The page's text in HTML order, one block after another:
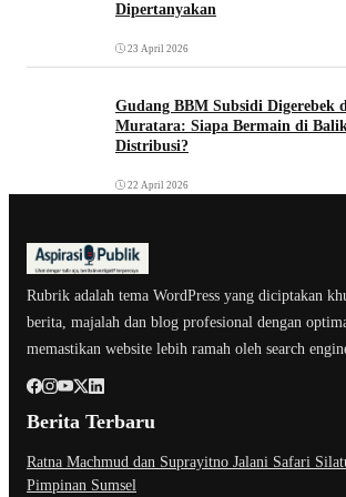
Dipertanyakan
23 April 2026
Gudang BBM Subsidi Digerebek
Muratara: Siapa Bermain di
Distribusi?
22 April 2026
Rubrik adalah tema WordPress yang diciptakan
berita, majalah dan blog profesional dengan
memastikan website lebih ramah oleh search
Berita Terbaru
Ratna Machmud dan Suprayitno Jalani Safari
Pimpinan Sumsel